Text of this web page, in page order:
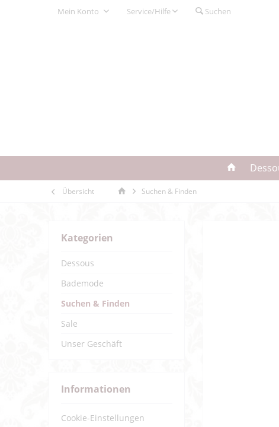
Mein Konto Service/Hilfe Suchen
Übersicht Suchen & Finden
Kategorien
Dessous
Bademode
Suchen & Finden
Sale
Unser Geschäft
Informationen
Cookie-Einstellungen